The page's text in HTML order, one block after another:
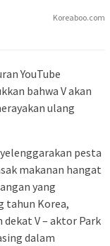
Koreaboo.com
YouTube
bahwa V akan
ulang
pesta
makanan hangat
yang
tahun Korea,
V – aktor Park
dalam